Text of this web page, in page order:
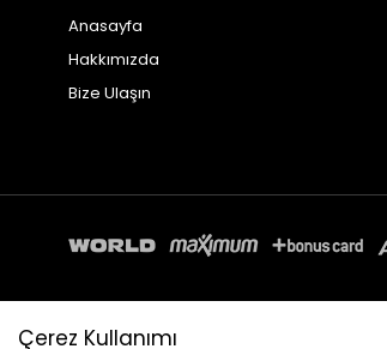
Anasayfa
Hakkımızda
Bize Ulaşın
Çerez Kullanımı